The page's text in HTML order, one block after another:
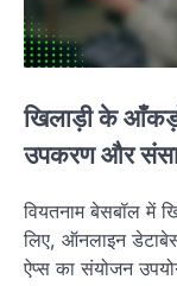
खिलाड़ी के
उपकरण और
वियतनाम बेसबॉल में
लिए, ऑनलाइन
ऐप्स का संयोजन